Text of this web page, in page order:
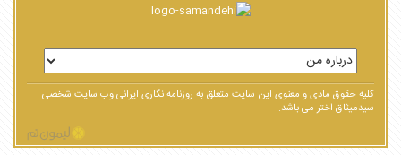
کلیه حقوق مادی و معنوی این سایت متعلق به روزنامه نگاری ایرانی|وب سایت شخصی
سیدمیثاق اختر می باشد.